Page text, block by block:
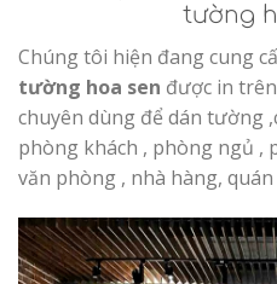
tường
Chúng tôi hiện đang cung
tường hoa sen được in
chuyên dùng để dán tường
phòng khách , phòng ngủ ,
văn phòng , nhà hàng,